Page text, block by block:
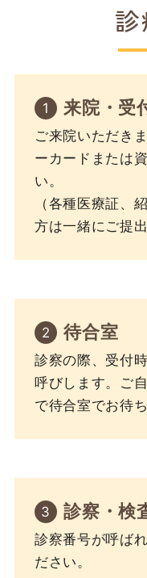
来院・受
ご来院いただき
ーカードまたは
い。
（各種医療証、
方は一緒にご提
待合室
診察の際、受付
呼びします。ご
で待合室でお待
診察・検
診察番号が呼ば
ださい。